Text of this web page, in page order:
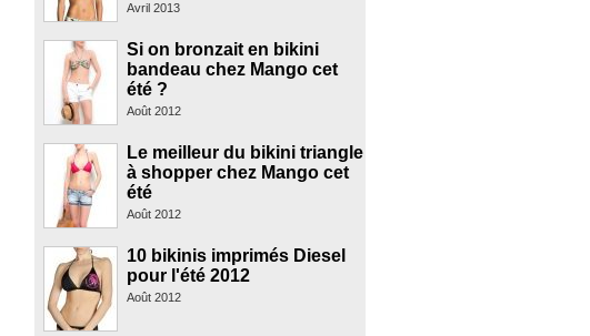
Avril 2013
Si on bronzait en bikini
bandeau chez Mango cet
été ?
Août 2012
Le meilleur du bikini triangle
à shopper chez Mango cet
été
Août 2012
10 bikinis imprimés Diesel
pour l'été 2012
Août 2012